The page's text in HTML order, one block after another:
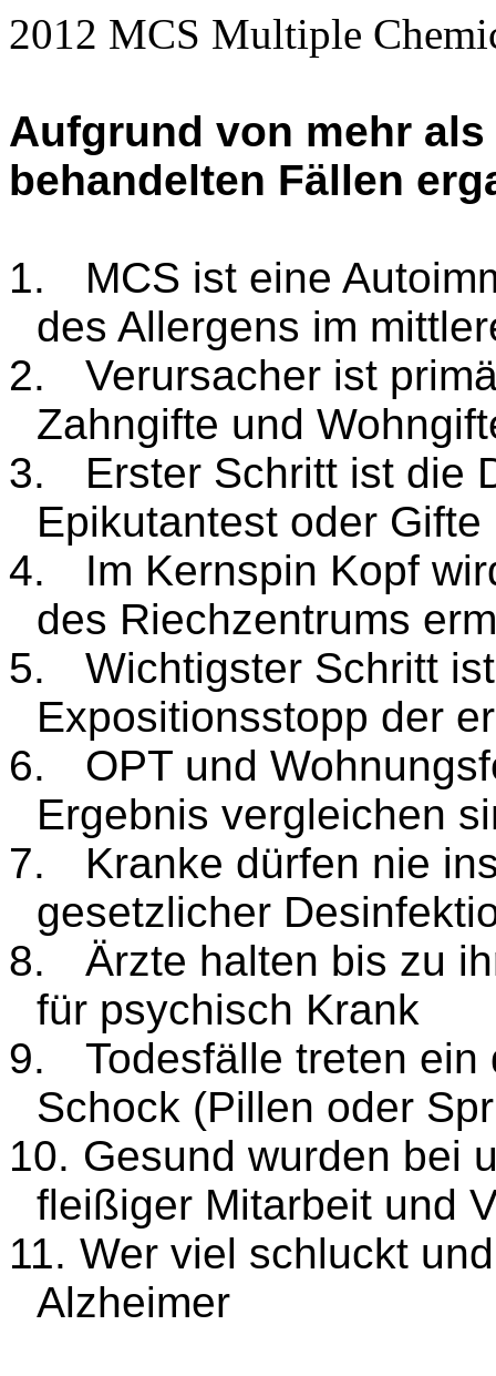
2012 MCS Multiple
Aufgrund von mehr
behandelten Fällen
1.
MCS ist eine
des Allergens im
2.
Verursacher ist
Zahngifte und
3.
Erster Schritt ist die
Epikutantest oder
4.
Im Kernspin Kopf
des Riechzentrums
5.
Wichtigster Schritt
Expositionsstopp der
6.
OPT und
Ergebnis vergleichen
7.
Kranke dürfen nie
gesetzlicher
8.
Ärzte halten bis zu
für psychisch Krank
9.
Todesfälle treten
Schock (Pillen oder
10. Gesund wurden bei
fleißiger Mitarbeit und
11. Wer viel schluckt
Alzheimer